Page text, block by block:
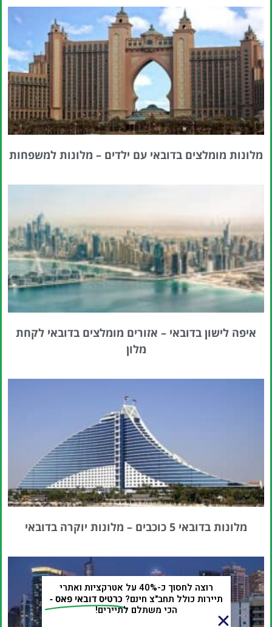
מלונות מומלצים בדובאי עם ילדים – מלונות למשפחות
איפה לישון בדובאי – אזורים מומלצים בדובאי לקחת
מלון
מלונות בדובאי 5 כוכבים – מלונות יוקרה בדובאי
רוצה לחסוך כ-40% על אטרקציות ואתרי
תיירות כולל תחב"צ חינם? כרטיס דובאי פאס -
הכי משתלם לתיירים!